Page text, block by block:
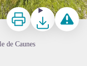
ImprimerTéléchargerSignaler
de Caunes